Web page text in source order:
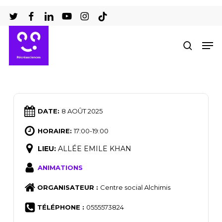
au
contenu
principal
DATE: 8 AOÛT 2025
HORAIRE:17:00-19:00
LIEU: ALLÉE EMILE KHAN
ANIMATIONS
ORGANISATEUR : Centre social Alchimis
TÉLÉPHONE : 0555573824
le